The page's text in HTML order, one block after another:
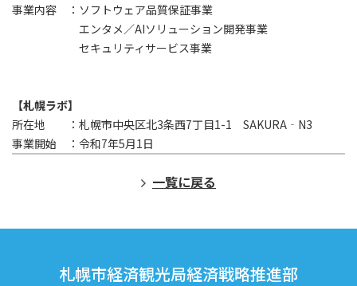
事業内容 ：ソフトウェア品質保証事業
エンタメ／AIソリューション開発事業
セキュリティサービス事業
【札幌ラボ】
所在地 ：札幌市中央区北3条西7丁目1-1 SAKURA‐N3
事業開始 ：令和7年5月1日
一覧に戻る
札幌市経済観光局経済戦略推進部